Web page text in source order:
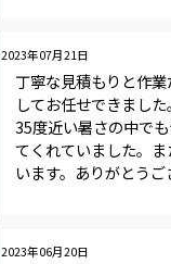
2023年07月21日
丁寧な見積もりと作
してお任せできました。
35度近い暑さの中で
てくれていました。
います。ありがとうご
2023年06月20日